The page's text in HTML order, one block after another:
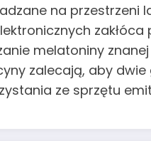
na przestrzeni
melatoniny
zalecają, aby
ze sprzętu